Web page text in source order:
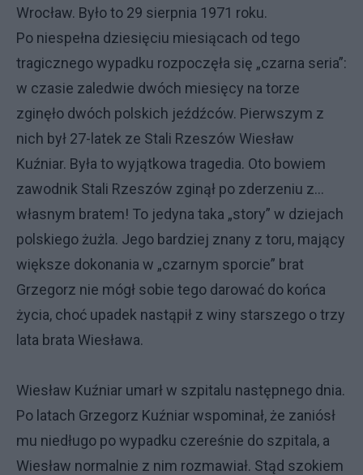
Wrocław. Było to 29 sierpnia 1971 roku.
Po niespełna dziesięciu miesiącach od tego
tragicznego wypadku rozpoczęła się „czarna seria”:
w czasie zaledwie dwóch miesięcy na torze
zginęło dwóch polskich jeźdźców. Pierwszym z
nich był 27-latek ze Stali Rzeszów Wiesław
Kuźniar. Była to wyjątkowa tragedia. Oto bowiem
zawodnik Stali Rzeszów zginął po zderzeniu z…
własnym bratem! To jedyna taka „story” w dziejach
polskiego żużla. Jego bardziej znany z toru, mający
większe dokonania w „czarnym sporcie” brat
Grzegorz nie mógł sobie tego darować do końca
życia, choć upadek nastąpił z winy starszego o trzy
lata brata Wiesława.
Wiesław Kuźniar umarł w szpitalu następnego dnia.
Po latach Grzegorz Kuźniar wspominał, że zaniósł
mu niedługo po wypadku czereśnie do szpitala, a
Wiesław normalnie z nim rozmawiał. Stąd szokiem